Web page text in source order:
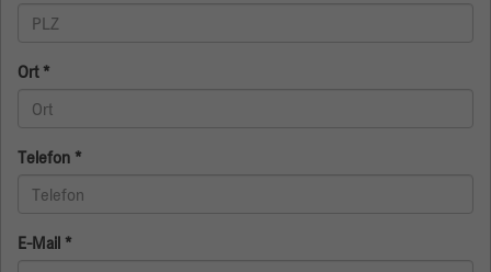
Ort*
Telefon *
E-Mail *
Zweck